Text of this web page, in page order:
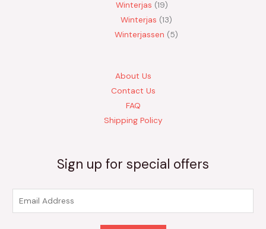
Winterjas 19
Winterjas 13
Winterjassen
5
About Us
Contact Us
FAQ
Shipping Policy
Sign up for special offers
m